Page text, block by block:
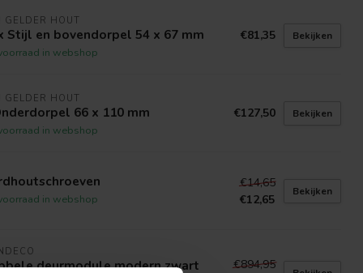
GELDER HOUT
Stijl en bovendorpel 54 x 67 mm
in webshop
€81,35 Bekijken
GELDER HOUT
66 x 110 mm
in webshop
€127,50 Bekijken
in webshop
€14,65
€12,65
Bekijken
deurmodule modern zwart
€894,95